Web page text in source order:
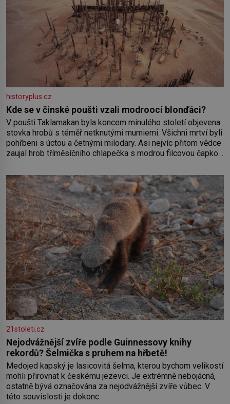
historyplus.cz
Kde se v čínské poušti vzali modroocí blonďáci?
V poušti Taklamakan byla koncem minulého století objevena
stovka hrobů s téměř netknutými mumiemi. Všichni mrtví byli
pohřbeni s úctou a četnými milodary. Asi nejvíc přitom vědce
zaujal hrob tříměsíčního chlapečka s modrou filcovou čapkou,
nesmírně dobře zachovalá, přičítají odborníci zdejším
klimatickým podmínkám. Sucho, prosolené písky a extrémně
21stoleti.cz
Nejodvážnější zvíře podle Guinnessovy knihy
rekordů? Šelmička s pruhem na hřbetě!
Medojed kapský je lasicovitá šelma, kterou bychom velikostí
mohli přirovnat k českému jezevci. Je extrémně nebojácná,
ostatně bývá označována za nejodvážnější zvíře vůbec. V
této souvislosti je dokonc